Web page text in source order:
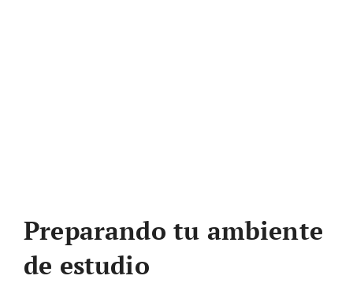
Preparando tu ambiente
de estudio